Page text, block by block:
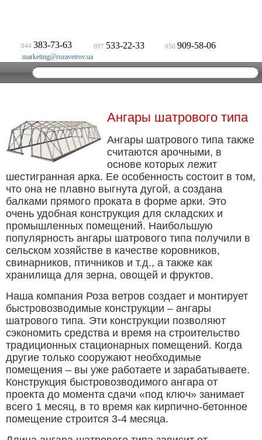
044 383-73-63 097 533-22-33 050 909-58-06
marketing@rozavetrov.ua
Ангары шатрового типа
Ангары шатрового типа также
считаются арочными, в
основе которых лежит
шестигранная арка. Ее особенность состоит в том,
что она не плавно выгнута дугой, а создана
балками прямого проката в форме арки. Это
очень удобная конструкция для складских и
промышленных помещений. Наибольшую
популярность ангары шатрового типа получили в
сельском хозяйстве в качестве коровников,
свинарников, птичников и т.д., а также как
хранилища для зерна, овощей и фруктов.
Наша компания Роза ветров создает и монтирует
быстровозводимые конструкции – ангары
шатрового типа. Эти конструкции позволяют
сэкономить средства и время на строительство
традиционных стационарных помещений. Когда
другие только сооружают необходимые
помещения – вы уже работаете и зарабатываете.
Конструкция быстровозводимого ангара от
проекта до момента сдачи «под ключ» занимает
всего 1 месяц, в то время как кирпично-бетонное
помещение строится 3-4 месяца.